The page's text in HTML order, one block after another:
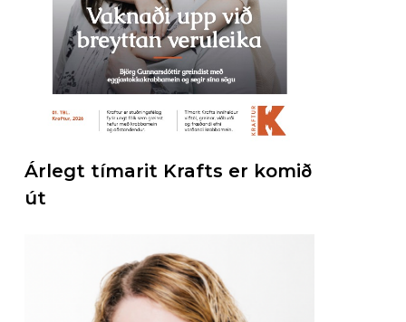
Árlegt tímarit Krafts er komið
út